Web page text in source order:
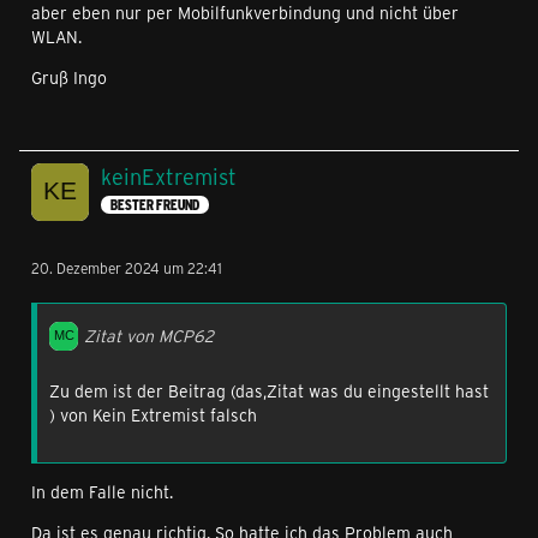
aber eben nur per Mobilfunkverbindung und nicht über
WLAN.
Gruß Ingo
keinExtremist
BESTER FREUND
20. Dezember 2024 um 22:41
Zitat von MCP62
Zu dem ist der Beitrag (das,Zitat was du eingestellt hast
) von Kein Extremist falsch
In dem Falle nicht.
Da ist es genau richtig. So hatte ich das Problem auch